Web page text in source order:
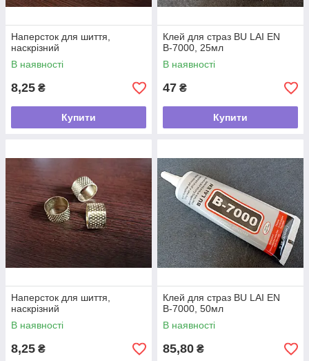
Наперсток для шиття,
наскрізний
В наявності
8,25 ₴
Купити
Клей для страз BU LAI EN
В-7000, 25мл
В наявності
47 ₴
Купити
Наперсток для шиття,
наскрізний
В наявності
8,25 ₴
Клей для страз BU LAI EN
В-7000, 50мл
В наявності
85,80 ₴